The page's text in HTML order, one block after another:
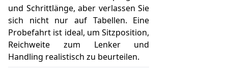
und Schrittlänge, aber verlassen Sie
sich nicht nur auf Tabellen. Eine
Probefahrt ist ideal, um Sitzposition,
Reichweite zum Lenker und
Handling realistisch zu beurteilen.